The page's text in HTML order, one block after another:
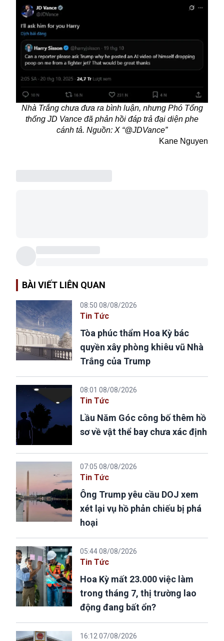
Nhà Trắng chưa đưa ra bình luận, nhưng Phó Tổng
thống JD Vance đã phản hồi đáp trả đại diện phe
cánh tả. Nguồn: X “@JDVance”
Kane Nguyen
BÀI VIẾT LIÊN QUAN
08:50 08/08/2026
Tin Tức
Tòa phúc thẩm Hoa Kỳ bác
quyền xây phòng khiêu vũ Nhà
Trắng của Trump
08:01 08/08/2026
Tin Tức
Lầu Năm Góc công bố thêm hồ
sơ về vật thể bay chưa xác định
07:05 08/08/2026
Tin Tức
Ông Trump yêu cầu DOJ xem
xét lại vụ hồ phản chiếu bị phá
hoại
05:44 08/08/2026
Tin Tức
Hoa Kỳ mất 23.000 việc làm
trong tháng 7, thị trường lao
động đang bất ổn?
16:12 07/08/2026